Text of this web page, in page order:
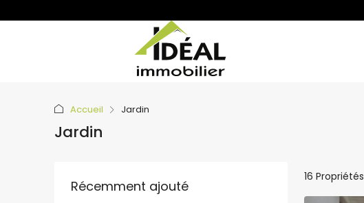
Accueil Jardin
Jardin
16 Propriétés
Récemment ajouté